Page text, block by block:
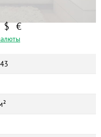
$ €